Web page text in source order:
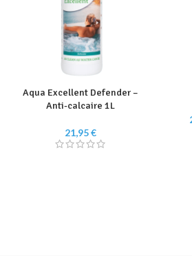
Aqua Excellent Defender –
Anti-calcaire 1L
21,95€